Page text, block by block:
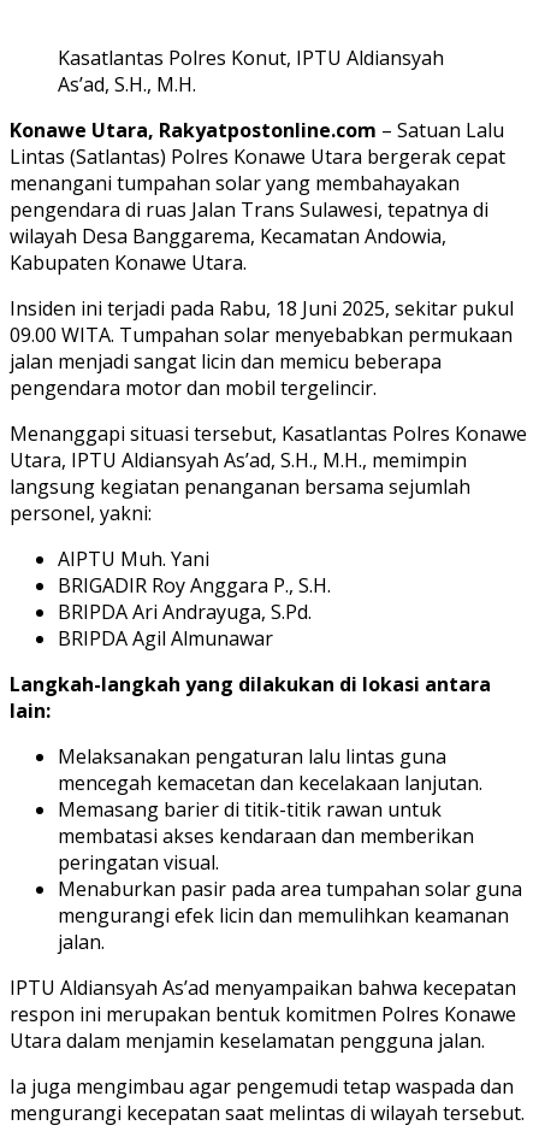
Kasatlantas Polres Konut, IPTU Aldiansyah
As’ad, S.H., M.H.
Konawe Utara, Rakyatpostonline.com – Satuan Lalu
Lintas (Satlantas) Polres Konawe Utara bergerak cepat
menangani tumpahan solar yang membahayakan
pengendara di ruas Jalan Trans Sulawesi, tepatnya di
wilayah Desa Banggarema, Kecamatan Andowia,
Kabupaten Konawe Utara.
Insiden ini terjadi pada Rabu, 18 Juni 2025, sekitar pukul
09.00 WITA. Tumpahan solar menyebabkan permukaan
jalan menjadi sangat licin dan memicu beberapa
pengendara motor dan mobil tergelincir.
Menanggapi situasi tersebut, Kasatlantas Polres Konawe
Utara, IPTU Aldiansyah As’ad, S.H., M.H., memimpin
langsung kegiatan penanganan bersama sejumlah
personel, yakni:
AIPTU Muh. Yani
BRIGADIR Roy Anggara P., S.H.
BRIPDA Ari Andrayuga, S.Pd.
BRIPDA Agil Almunawar
Langkah-langkah yang dilakukan di lokasi antara
lain:
Melaksanakan pengaturan lalu lintas guna
mencegah kemacetan dan kecelakaan lanjutan.
Memasang barier di titik-titik rawan untuk
membatasi akses kendaraan dan memberikan
peringatan visual.
Menaburkan pasir pada area tumpahan solar guna
mengurangi efek licin dan memulihkan keamanan
jalan.
IPTU Aldiansyah As’ad menyampaikan bahwa kecepatan
respon ini merupakan bentuk komitmen Polres Konawe
Utara dalam menjamin keselamatan pengguna jalan.
Ia juga mengimbau agar pengemudi tetap waspada dan
mengurangi kecepatan saat melintas di wilayah tersebut.